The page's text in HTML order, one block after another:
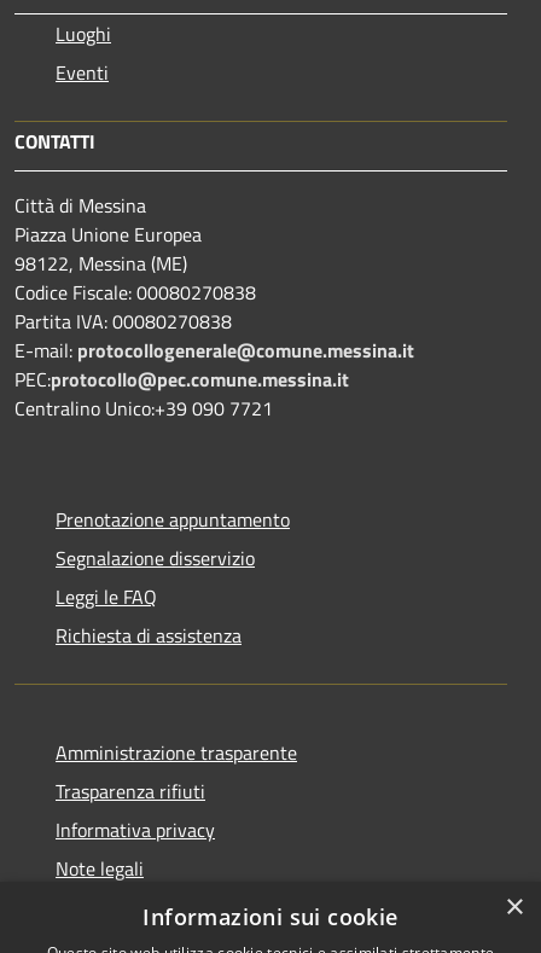
Luoghi
Eventi
CONTATTI
Città di Messina
Piazza Unione Europea
98122, Messina (ME)
Codice Fiscale: 00080270838
Partita IVA: 00080270838
E-mail: protocollogenerale@comune.messina.it
PEC:protocollo@pec.comune.messina.it
Centralino Unico:+39 090 7721
Prenotazione appuntamento
Segnalazione disservizio
Leggi le FAQ
Richiesta di assistenza
Amministrazione trasparente
Trasparenza rifiuti
Informativa privacy
Note legali
Dichiarazione di accessibilità
×
Informazioni sui cookie